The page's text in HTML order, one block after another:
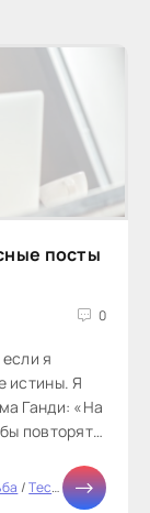
посты
0
я
истины. Я
Ганди: «На
повторять
/Тесты онлайн